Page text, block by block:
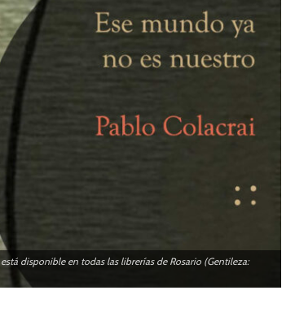
disponible en todas las librerías de Rosario (Gentileza: